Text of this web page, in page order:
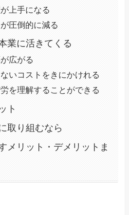
上手になる
圧倒的に減る
業に活きてくる
広がる
いコストをきにかけれる
を理解することができる
ト
取り組むなら
メリット・デメリットま